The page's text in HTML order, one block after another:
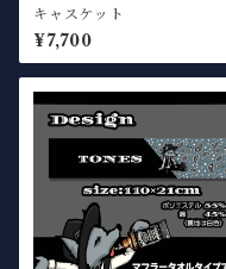
キャスケット
¥7,700